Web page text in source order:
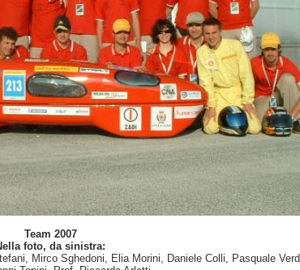
Team 2007
foto, da sinistra:
Mirco Sghedoni, Elia Morini, Daniele Colli, Pasquale